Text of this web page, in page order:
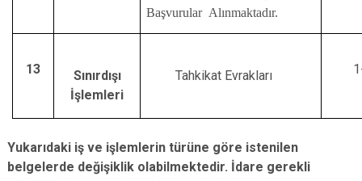
Başvurular Alınmaktadır.
13
Sınırdışı
İşlemleri
Tahkikat Evrakları
Yukarıdaki iş ve işlemlerin türüne göre istenilen
belgelerde değişiklik olabilmektedir. İdare gerekli